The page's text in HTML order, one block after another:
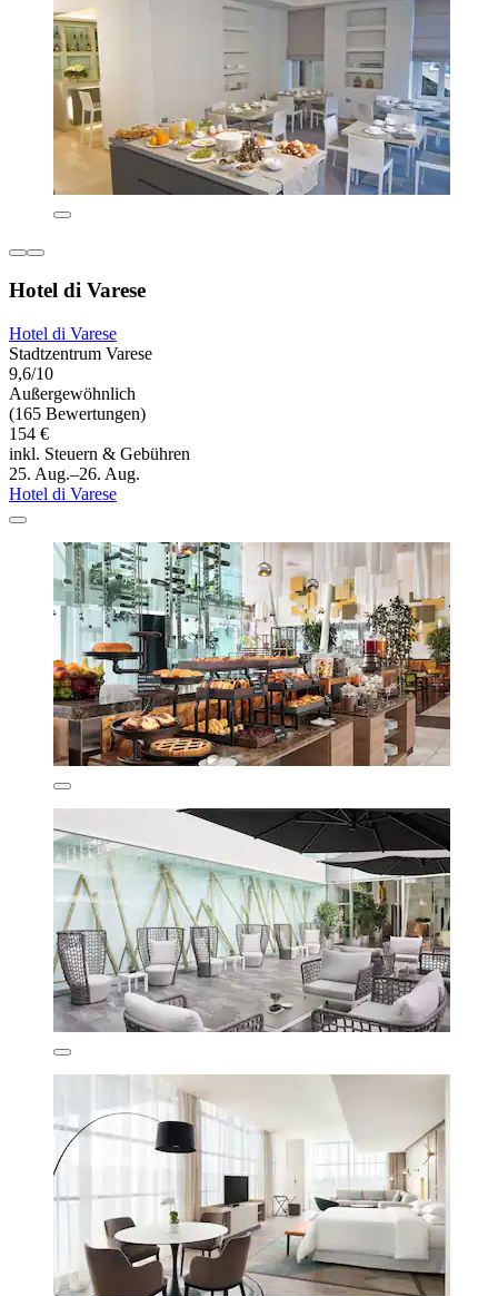
Hotel di Varese
Hotel di Varese
Stadtzentrum Varese
9,6/10
Außergewöhnlich
(165 Bewertungen)
154 €
inkl. Steuern & Gebühren
25. Aug.–26. Aug.
Hotel di Varese